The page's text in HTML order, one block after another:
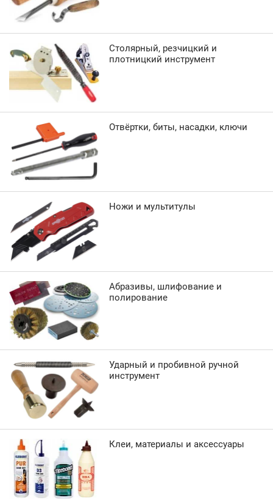
Столярный, резчицкий и
плотницкий инструмент
Отвёртки, биты, насадки, ключи
Ножи и мультитулы
Абразивы, шлифование и
полирование
Ударный и пробивной ручной
инструмент
Клеи, материалы и аксессуары